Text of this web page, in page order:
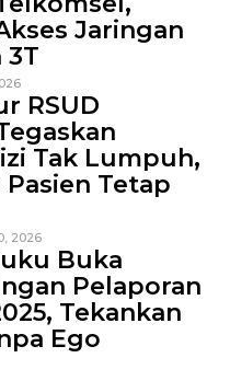
Jaringan
3T
RSUD
Tak Lumpuh,
Pasien Tetap
2026
Buka
Pelaporan
Tekankan
Ego